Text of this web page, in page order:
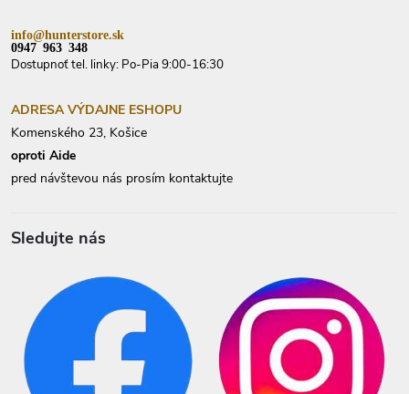
info@hunterstore.sk
0947 963 348
Dostupnoť tel. linky: Po-Pia 9:00-16:30
ADRESA VÝDAJNE ESHOPU
Komenského 23, Košice
oproti Aide
pred návštevou nás prosím kontaktujte
Sledujte nás